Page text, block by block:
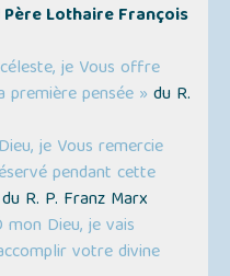
Lothaire François
je Vous offre
pensée » du R.
je Vous remercie
pendant cette
du R. P. Franz Marx
mon Dieu, je vais
votre divine